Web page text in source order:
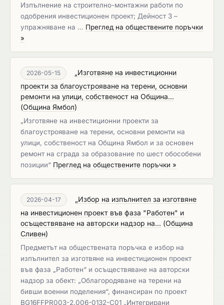
Изпълнение на строително-монтажни работи по
одобрения инвестиционен проект; Дейност 3 –
упражняване на … Преглед на обществените поръчки
»
2026-05-15
„Изготвяне на инвестиционни
проекти за благоустрояване на терени, основни
ремонти на улици, собственост на Община...
(Община Ямбол)
„Изготвяне на инвестиционни проекти за
благоустрояване на терени, основни ремонти на
улици, собственост на Община Ямбол и за основен
ремонт на сграда за образование по шест обособени
позиции“ Преглед на обществените поръчки »
2026-04-17
„Избор на изпълнител за изготвяне
на инвестиционен проект във фаза "Работен" и
осъществяване на авторски надзор на... (Община
Сливен)
Предметът на обществената поръчка е избор на
изпълнител за изготвяне на инвестиционен проект
във фаза „Работен“ и осъществяване на авторски
надзор за обект: „Облагородяване на терени на
бивши военни поделения“, финансиран по проект
BG16FFPR003-2.006-0132-C01 „Интегрирани